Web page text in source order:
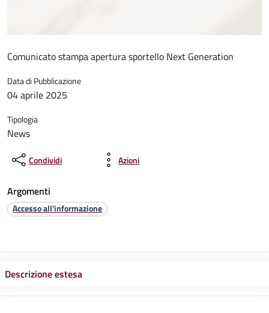
Comunicato stampa apertura sportello Next Generation
Data di Pubblicazione
04 aprile 2025
Tipologia
News
Condividi Azioni
Argomenti
Accesso all'informazione
Descrizione estesa